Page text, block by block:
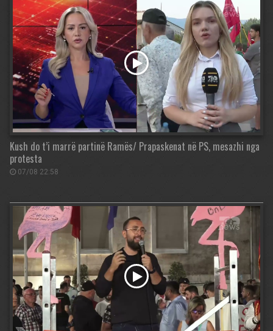
Kush do t’i marrë partinë Ramës/ Prapaskenat në PS, mesazhi nga
protesta
07/08 22:58